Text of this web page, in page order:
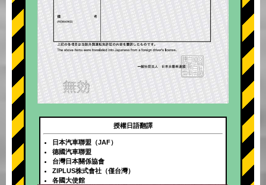
授權日語翻譯
日本汽車聯盟（JAF）
德國汽車聯盟
台灣日本關係協會
ZIPLUS株式會社（僅台灣）
各國大使館